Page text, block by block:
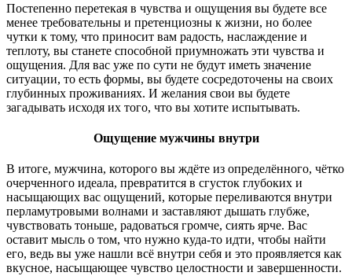
Постепенно перетекая в чувства и ощущения вы будете все
менее требовательны и претенциозны к жизни, но более
чутки к тому, что приносит вам радость, наслаждение и
теплоту, вы станете способной приумножать эти чувства и
ощущения. Для вас уже по сути не будут иметь значение
ситуации, то есть формы, вы будете сосредоточены на своих
глубинных проживаниях. И желания свои вы будете
загадывать исходя их того, что вы хотите испытывать.
Ощущение мужчины внутри
В итоге, мужчина, которого вы ждёте из определённого, чётко
очерченного идеала, превратится в сгусток глубоких и
насыщающих вас ощущений, которые переливаются внутри
перламутровыми волнами и заставляют дышать глубже,
чувствовать тоньше, радоваться громче, сиять ярче. Вас
оставит мысль о том, что нужно куда-то идти, чтобы найти
его, ведь вы уже нашли всё внутри себя и это проявляется как
вкусное, насыщающее чувство целостности и завершенности.